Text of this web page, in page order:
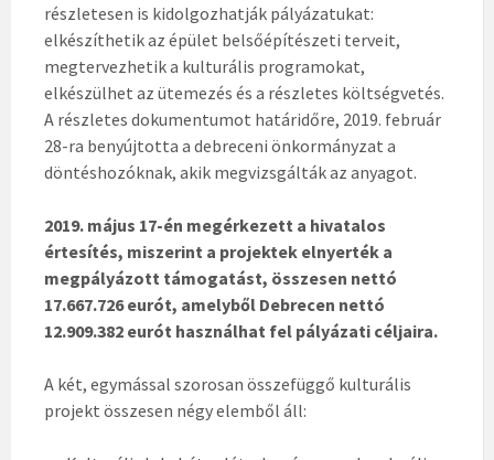
részletesen is kidolgozhatják pályázatukat:
elkészíthetik az épület belsőépítészeti terveit,
megtervezhetik a kulturális programokat,
elkészülhet az ütemezés és a részletes költségvetés.
A részletes dokumentumot határidőre, 2019. február
28-ra benyújtotta a debreceni önkormányzat a
döntéshozóknak, akik megvizsgálták az anyagot.
2019. május 17-én megérkezett a hivatalos
értesítés, miszerint a projektek elnyerték a
megpályázott támogatást, összesen nettó
17.667.726 eurót, amelyből Debrecen nettó
12.909.382 eurót használhat fel pályázati céljaira.
A két, egymással szorosan összefüggő kulturális
projekt összesen négy elemből áll: